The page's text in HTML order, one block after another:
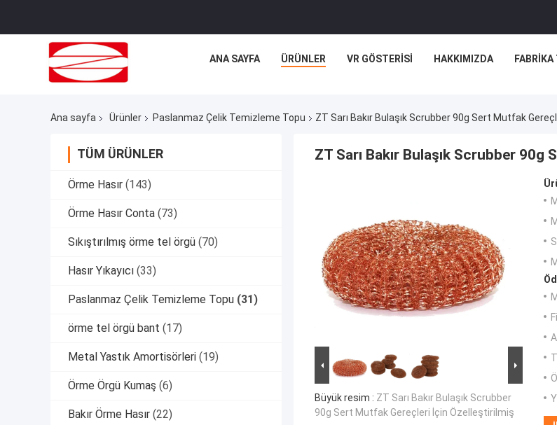
ANA SAYFA ÜRÜNLER VR GÖSTERISI HAKKIMIZDA
Ana sayfa Ürünler Paslanmaz Çelik Temizleme Topu ZT Sarı Bakır Bulaşık Scrubber 90g Sert Mutfak
TÜM ÜRÜNLER
Örme Hasır (143)
Örme Hasır Conta (73)
Sıkıştırılmış örme tel örgü (70)
Hasır Yıkayıcı (33)
Paslanmaz Çelik Temizleme Topu (31)
örme tel örgü bant (17)
Metal Yastık Amortisörleri (19)
Örme Örgü Kumaş (6)
Bakır Örme Hasır (22)
ZT Sarı Bakır Bulaşık Scrubber
Büyük resim : ZT Sarı Bakır Bulaşık Scrubber
90g Sert Mutfak Gereçleri İçin Özelleştirilmiş